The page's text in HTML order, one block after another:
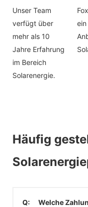
Unser Team
verfügt über
mehr als 10
Jahre Erfahrung
im Bereich
Solarenergie.
Häufig
Q: Welche